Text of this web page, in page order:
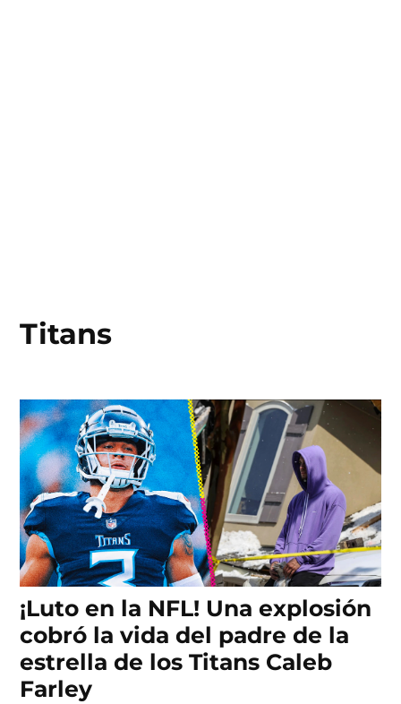
Skip Titans
¡Luto en la NFL! Una explosión
cobró la vida del padre de la
estrella de los Titans Caleb
Farley